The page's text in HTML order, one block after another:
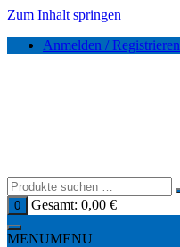
Zum Inhalt springen
Anmelden / Registrieren
0 Gesamt: 0,00 €
MENUMENU